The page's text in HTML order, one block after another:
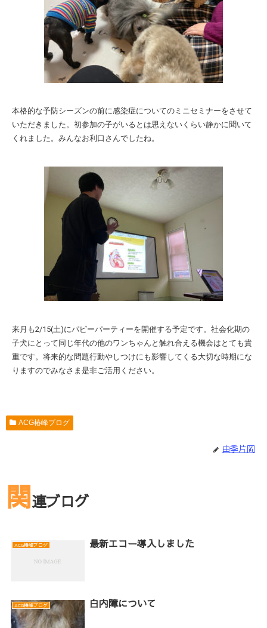
本格的な予防シーズンの前に感染症についてのミニセミナーをさせて
いただきました。初参加の子がいるとは思えないくらい静かに聞いて
くれました。みんなお利口さんでしたね。
来月も2/15(土)にパピーパーティーを開催する予定です。社会化期の
子犬にとって同じ年代の他のワンちゃんと触れ合える機会はとても貴
重です。将来的な問題行動やしつけにも影響してくる大切な時期にな
りますのでみなさま是非ご活用ください。
ACG椿峰ブログ
由季片岡
関連ブログ
ACG椿峰ブログ 最新エコー導入しました
ACG椿峰ブログ 白内障について